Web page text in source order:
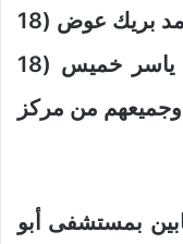
الكوع الأيمن وجرح بالرأس، ومحمد بريك عوض (18
عامًا) بسحجات متفرقة، وأحمد ياسر خميس (18
من مركز
بمستشفى أبو